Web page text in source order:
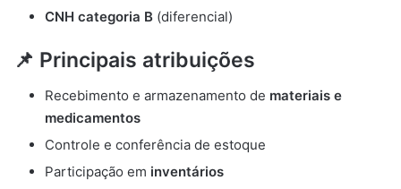
CNH categoria B (diferencial)
📌 Principais atribuições
Recebimento e armazenamento de materiais e
medicamentos
Controle e conferência de estoque
Participação em inventários